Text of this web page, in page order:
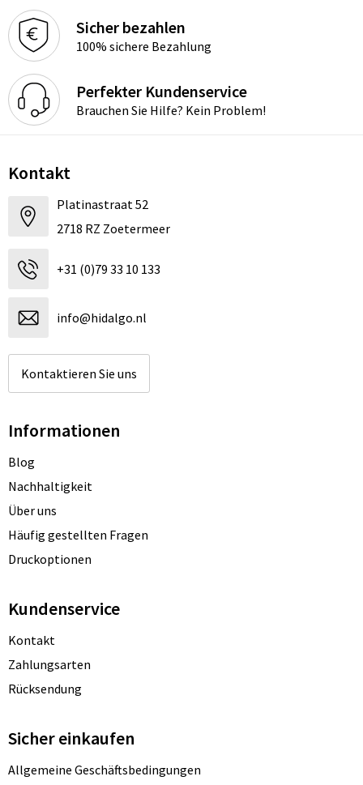
Sicher bezahlen
100% sichere Bezahlung
Perfekter Kundenservice
Brauchen Sie Hilfe? Kein Problem!
Kontakt
Platinastraat 52
2718 RZ Zoetermeer
+31 (0)79 33 10 133
info@hidalgo.nl
Kontaktieren Sie uns
Informationen
Blog
Nachhaltigkeit
Über uns
Häufig gestellten Fragen
Druckoptionen
Kundenservice
Kontakt
Zahlungsarten
Rücksendung
Sicher einkaufen
Allgemeine Geschäftsbedingungen